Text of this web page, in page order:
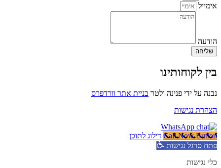
אימייל
הודעה
שליחה
בין לקוחותינו
נבנה על ידי פנינה ולטר בניית אתר וורדפרס
הצהרת נגישות
Call Now Button דילוג לתוכן
פתח סרגל נגישות
כלי נגישות